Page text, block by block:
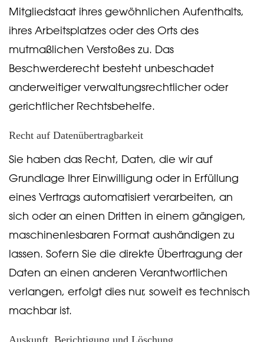
Mitgliedstaat ihres gewöhnlichen Aufenthalts,
ihres Arbeitsplatzes oder des Orts des
mutmaßlichen Verstoßes zu. Das
Beschwerderecht besteht unbeschadet
anderweitiger verwaltungsrechtlicher oder
gerichtlicher Rechtsbehelfe.
Recht auf Daten­übertrag­barkeit
Sie haben das Recht, Daten, die wir auf
Grundlage Ihrer Einwilligung oder in Erfüllung
eines Vertrags automatisiert verarbeiten, an
sich oder an einen Dritten in einem gängigen,
maschinenlesbaren Format aushändigen zu
lassen. Sofern Sie die direkte Übertragung der
Daten an einen anderen Verantwortlichen
verlangen, erfolgt dies nur, soweit es technisch
machbar ist.